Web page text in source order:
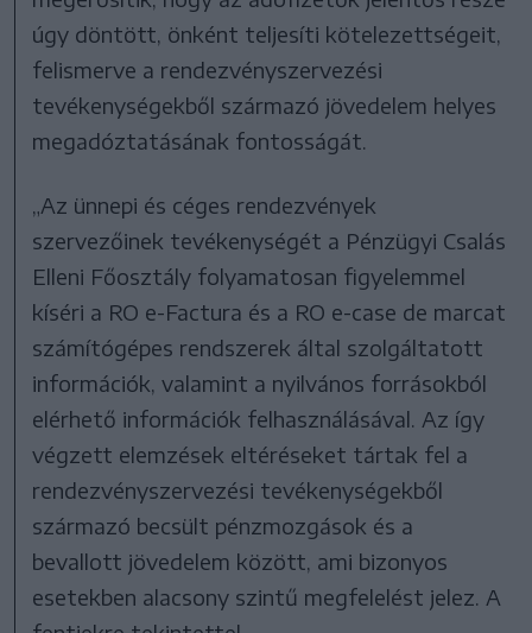
úgy döntött, önként teljesíti kötelezettségeit,
felismerve a rendezvényszervezési
tevékenységekből származó jövedelem helyes
megadóztatásának fontosságát.
„Az ünnepi és céges rendezvények
szervezőinek tevékenységét a Pénzügyi Csalás
Elleni Főosztály folyamatosan figyelemmel
kíséri a RO e-Factura és a RO e-case de marcat
számítógépes rendszerek által szolgáltatott
információk, valamint a nyilvános forrásokból
elérhető információk felhasználásával. Az így
végzett elemzések eltéréseket tártak fel a
rendezvényszervezési tevékenységekből
származó becsült pénzmozgások és a
bevallott jövedelem között, ami bizonyos
esetekben alacsony szintű megfelelést jelez. A